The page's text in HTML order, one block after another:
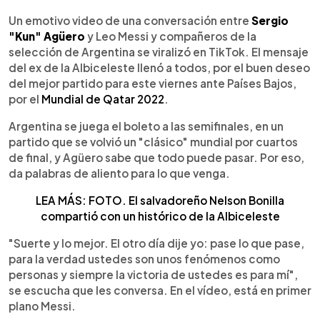
Escuchar artículo
Un emotivo video de una conversación entre Sergio
"Kun" Agüero y Leo Messi y compañeros de la
selección de Argentina se viralizó en TikTok. El mensaje
del ex de la Albiceleste llenó a todos, por el buen deseo
del mejor partido para este viernes ante Países Bajos,
por el Mundial de Qatar 2022
Argentina se juega el boleto a las semifinales, en un
partido que se volvió un "clásico" mundial por cuartos
de final, y Agüero sabe que todo puede pasar. Por eso,
da palabras de aliento para lo que venga.
LEA MÁS: FOTO. El salvadoreño Nelson Bonilla
compartió con un histórico de la Albiceleste
"Suerte y lo mejor. El otro día dije yo: pase lo que pase,
para la verdad ustedes son unos fenómenos como
personas y siempre la victoria de ustedes es para mí",
se escucha que les conversa. En el vídeo, está en primer
plano Messi.